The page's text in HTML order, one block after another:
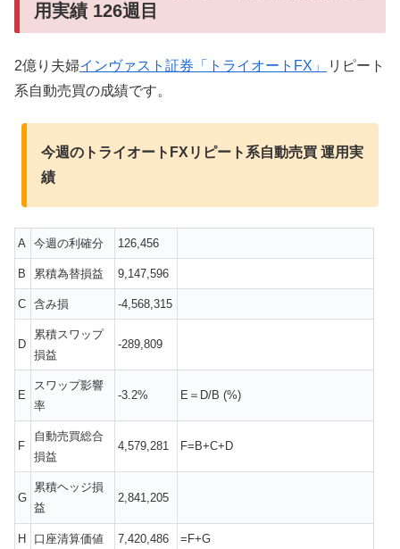
用実績 126週目
2億り夫婦インヴァスト証券「トライオートFX」
リピート
系自動売買の成績です。
今週のトライオートFXリピート系自動売買 運用実
績
A 今週の利確分 126,456
B 累積為替損益 9,147,596
C 含み損 -4,568,315
D
累積スワップ
損益
-289,809
E
スワップ影響
率
-3.2% E＝D/B (%)
F
自動売買総合
損益
4,579,281 F=B+C+D
G
累積ヘッジ損
益
2,841,205
H 口座清算価値 7,420,486 =F+G